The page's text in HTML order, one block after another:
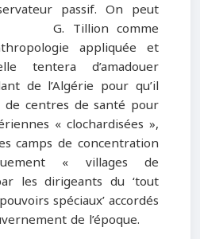
passif. On peut
Tillion comme
appliquée et
tentera d’amadouer
de l’Algérie pour qu’il
centres de santé pour
« clochardisées »,
camps de concentration
« villages de
les dirigeants du ‘tout
spéciaux’ accordés
de l’époque.